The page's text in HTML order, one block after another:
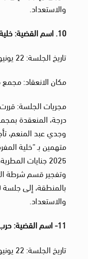
والاستعداد.
10. اسم القضية: خلية المفرقعات
تاريخ الجلسة: 22 يونيو / حزيران 2025
مكان الانعقاد:
مجريات الجلسة: قررت
درجة، المنعقدة
2025 جنايات
وتفجير قسم شرطة
والاستعداد.
11- اسم القضية: حرب العصابات
تاريخ الجلسة: 22 يونيو / حزيران 2025